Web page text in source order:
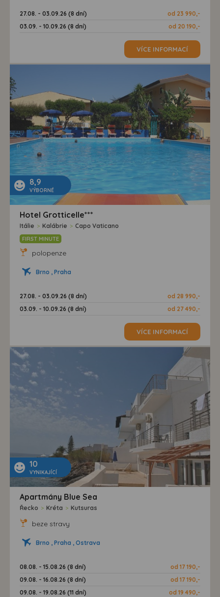
27.08. - 03.09.26 (8 dní)
od 23 990,-
03.09. - 10.09.26 (8 dní)
od 20 190,-
VÍCE INFORMACÍ
8,9
VÝBORNÉ
Hotel Grotticelle***
Itálie > Kalábrie > Capo Vaticano
FIRST MINUTE
polopenze
Brno , Praha
27.08. - 03.09.26 (8 dní)
od 28 990,-
03.09. - 10.09.26 (8 dní)
od 27 490,-
VÍCE INFORMACÍ
10
VYNIKAJÍCÍ
Apartmány Blue Sea
Řecko > Kréta > Kutsuras
beze stravy
Brno , Praha , Ostrava
08.08. - 15.08.26 (8 dní)
od 17 190,-
09.08. - 16.08.26 (8 dní)
od 17 190,-
09.08. - 19.08.26 (11 dní)
od 19 490,-